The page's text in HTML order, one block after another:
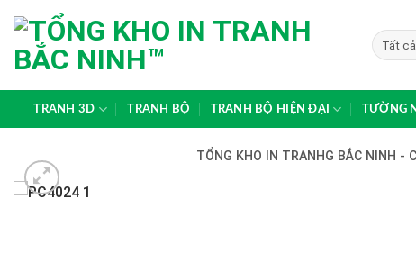
to
content
TRANH 3D TRANH BỘ TRANH BỘ HIỆN ĐẠI TƯỜNG
TỔNG KHO IN TRANHG BẮC NINH -